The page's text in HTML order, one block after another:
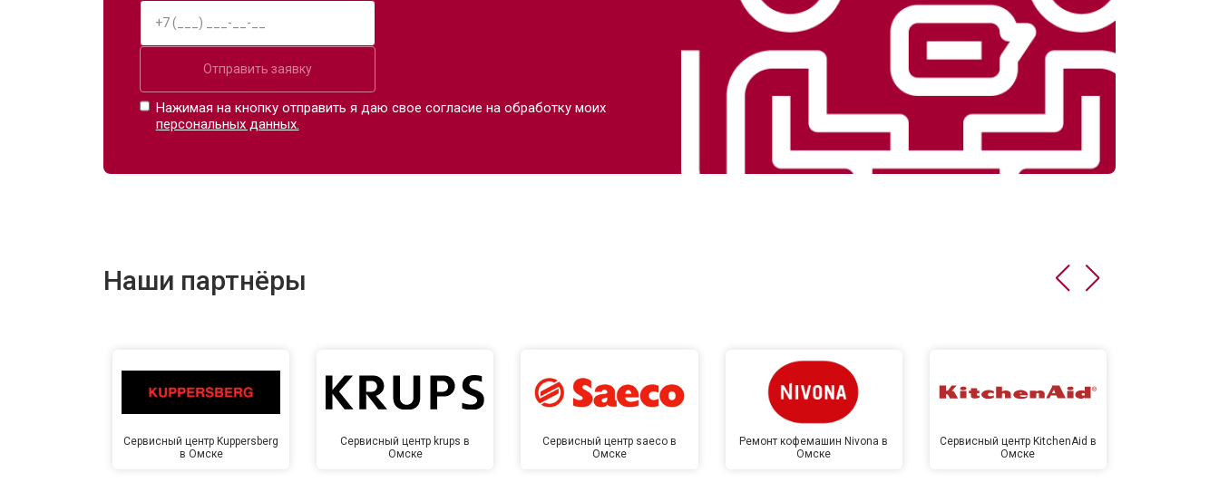
Отправить заявку
Нажимая на кнопку отправить я даю свое согласие на обработку моих
персональных данных.
Наши партнёры
Сервисный центр Kuppersberg
в Омске
Сервисный центр krups в
Омске
Сервисный центр saeco в
Омске
Ремонт кофемашин Nivona в
Омске
Сервисный центр KitchenAid в
Омске